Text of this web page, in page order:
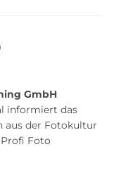
GmbH
informiert das
aus der Fotokultur
Foto